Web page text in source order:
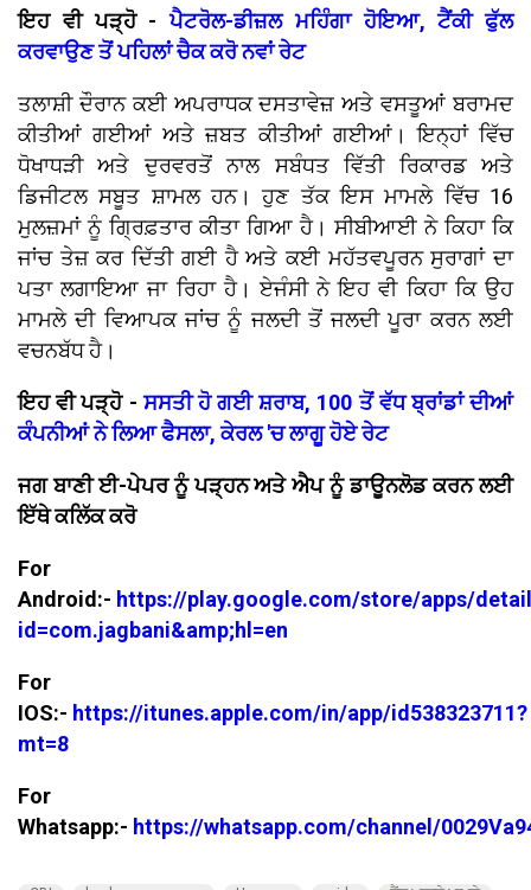
ਇਹ ਵੀ ਪੜ੍ਹੋ -ਪੈਟਰੋਲ-ਡੀਜ਼ਲ ਮਹਿੰਗਾ ਹੋਇਆ, ਟੈਂਕੀ ਫੁੱਲ
ਕਰਵਾਉਣ ਤੋਂ ਪਹਿਲਾਂ ਚੈਕ ਕਰੋ ਨਵਾਂ ਰੇਟ
ਤਲਾਸ਼ੀ ਦੌਰਾਨ ਕਈ ਅਪਰਾਧਕ ਦਸਤਾਵੇਜ਼ ਅਤੇ ਵਸਤੂਆਂ ਬਰਾਮਦ
ਕੀਤੀਆਂ ਗਈਆਂ ਅਤੇ ਜ਼ਬਤ ਕੀਤੀਆਂ ਗਈਆਂ। ਇਨ੍ਹਾਂ ਵਿੱਚ
ਧੋਖਾਧੜੀ ਅਤੇ ਦੁਰਵਰਤੋਂ ਨਾਲ ਸਬੰਧਤ ਵਿੱਤੀ ਰਿਕਾਰਡ ਅਤੇ
ਡਿਜੀਟਲ ਸਬੂਤ ਸ਼ਾਮਲ ਹਨ। ਹੁਣ ਤੱਕ ਇਸ ਮਾਮਲੇ ਵਿੱਚ 16
ਮੁਲਜ਼ਮਾਂ ਨੂੰ ਗ੍ਰਿਫ਼ਤਾਰ ਕੀਤਾ ਗਿਆ ਹੈ। ਸੀਬੀਆਈ ਨੇ ਕਿਹਾ ਕਿ
ਜਾਂਚ ਤੇਜ਼ ਕਰ ਦਿੱਤੀ ਗਈ ਹੈ ਅਤੇ ਕਈ ਮਹੱਤਵਪੂਰਨ ਸੁਰਾਗਾਂ ਦਾ
ਪਤਾ ਲਗਾਇਆ ਜਾ ਰਿਹਾ ਹੈ। ਏਜੰਸੀ ਨੇ ਇਹ ਵੀ ਕਿਹਾ ਕਿ ਉਹ
ਮਾਮਲੇ ਦੀ ਵਿਆਪਕ ਜਾਂਚ ਨੂੰ ਜਲਦੀ ਤੋਂ ਜਲਦੀ ਪੂਰਾ ਕਰਨ ਲਈ
ਵਚਨਬੱਧ ਹੈ।
ਇਹ ਵੀ ਪੜ੍ਹੋ -ਸਸਤੀ ਹੋ ਗਈ ਸ਼ਰਾਬ, 100 ਤੋਂ ਵੱਧ ਬ੍ਰਾਂਡਾਂ ਦੀਆਂ
ਕੰਪਨੀਆਂ ਨੇ ਲਿਆ ਫੈਸਲਾ, ਕੇਰਲ 'ਚ ਲਾਗੂ ਹੋਏ ਰੇਟ
ਜਗ ਬਾਣੀ ਈ-ਪੇਪਰ ਨੂੰ ਪੜ੍ਹਨ ਅਤੇ ਐਪ ਨੂੰ ਡਾਊਨਲੋਡ ਕਰਨ ਲਈ
ਇੱਥੇ ਕਲਿੱਕ ਕਰੋ
For
Android:- https://play.google.com/store/apps/
id=com.jagbani&amp;hl=en
For
IOS:- https://itunes.apple.com/in/app/id538323711?
mt=8
For
Whatsapp:- https://whatsapp.com/channel/